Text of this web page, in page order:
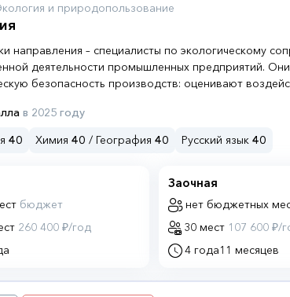
и природопользование
направления – специалисты по экологическому
деятельности промышленных предприятий.
безопасность производств: оценивают
природоохранные решения и внедряют
Эколог – это не только профессия, но и призвание:
баланс между развитием промышленности и
в 2025 году
40 Химия 40 / География 40 Русский язык 40
бюджет
260 400 ₽/год
Заочная
нет бюджетных
30 мест 107 600 ₽/
4 года11 месяцев